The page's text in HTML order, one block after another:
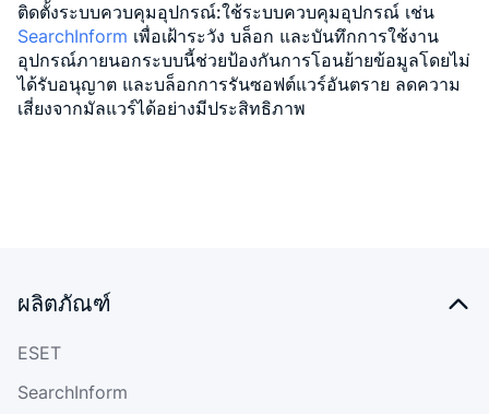
ติดตั้งระบบควบคุมอุปกรณ์:ใช้ระบบควบคุมอุปกรณ์ เช่น
SearchInform เพื่อเฝ้าระวัง บล็อก และบันทึกการใช้งาน
อุปกรณ์ภายนอกระบบนี้ช่วยป้องกันการโอนย้ายข้อมูลโดยไม่
ได้รับอนุญาต และบล็อกการรันซอฟต์แวร์อันตราย ลดความ
เสี่ยงจากมัลแวร์ได้อย่างมีประสิทธิภาพ
ผลิตภัณฑ์
ESET
SearchInform